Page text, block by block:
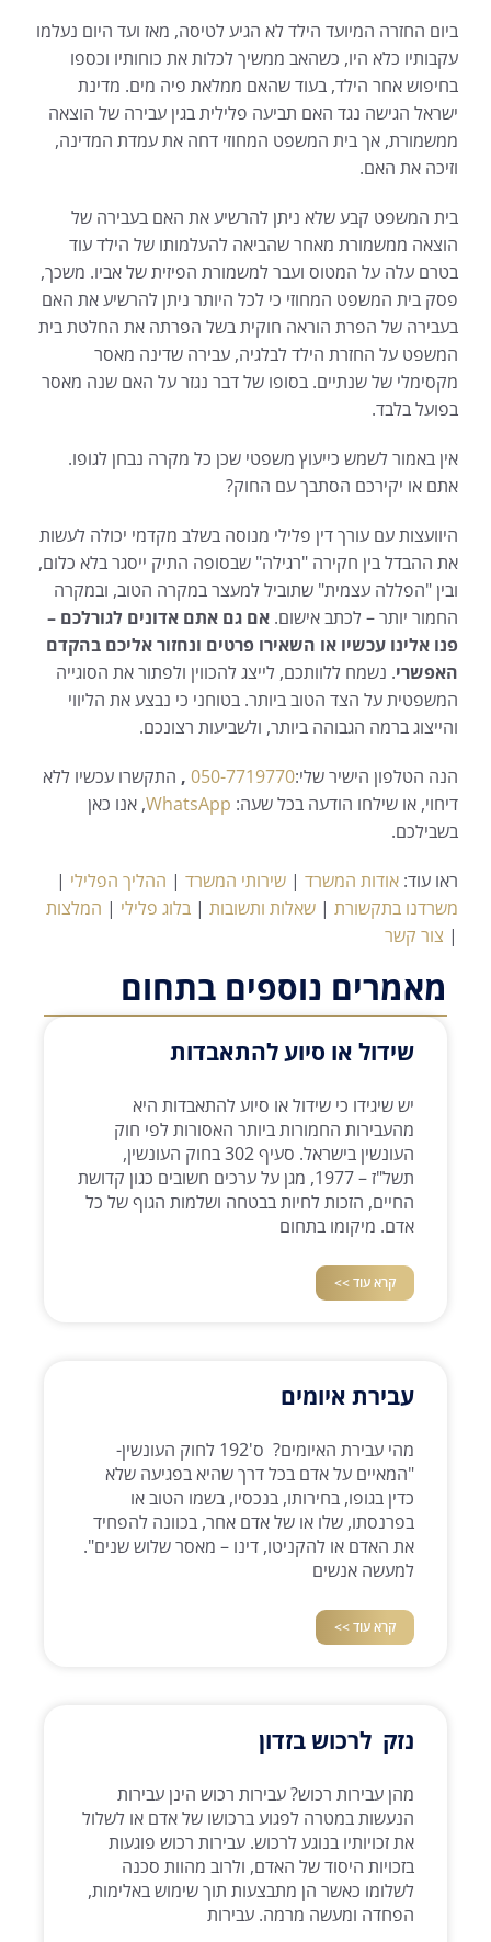
ביום החזרה המיועד הילד לא הגיע לטיסה, מאז ועד היום נעלמו
עקבותיו כלא היו, כשהאב ממשיך לכלות את כוחותיו וכספו
בחיפוש אחר הילד, בעוד שהאם ממלאת פיה מים. מדינת
ישראל הגישה נגד האם תביעה פלילית בגין עבירה של הוצאה
ממשמורת, אך בית המשפט המחוזי דחה את עמדת המדינה,
וזיכה את האם.
בית המשפט קבע שלא ניתן להרשיע את האם בעבירה של
הוצאה ממשמורת מאחר שהביאה להעלמותו של הילד עוד
בטרם עלה על המטוס ועבר למשמורת הפיזית של אביו. משכך,
פסק בית המשפט המחוזי כי לכל היותר ניתן להרשיע את האם
בעבירה של הפרת הוראה חוקית בשל הפרתה את החלטת בית
המשפט על החזרת הילד לבלגיה, עבירה שדינה מאסר
מקסימלי של שנתיים. בסופו של דבר נגזר על האם שנה מאסר
בפועל בלבד.
אין באמור לשמש כייעוץ משפטי שכן כל מקרה נבחן לגופו.
אתם או יקירכם הסתבך עם החוק?
היוועצות עם עורך דין פלילי מנוסה בשלב מקדמי יכולה לעשות
את ההבדל בין חקירה "רגילה" שבסופה התיק ייסגר בלא כלום,
ובין "הפללה עצמית" שתוביל למעצר במקרה הטוב, ובמקרה
החמור יותר – לכתב אישום. אם גם אתם אדונים לגורלכם –
פנו אלינו עכשיו או השאירו פרטים ונחזור אליכם בהקדם
האפשרי. נשמח ללוותכם, לייצג להכווין ולפתור את הסוגייה
המשפטית על הצד הטוב ביותר. בטוחני כי נבצע את הליווי
והייצוג ברמה הגבוהה ביותר, ולשביעות רצונכם.
הנה הטלפון הישיר שלי:050-7719770
, התקשרו עכשיו ללא
דיחוי, או שילחו הודעה בכל שעה: WhatsApp, אנו כאן
בשבילכם.
ראו עוד: אודות המשרד | שירותי המשרד | ההליך הפלילי |
משרדנו בתקשורת | שאלות ותשובות | בלוג פלילי | המלצות
| צור קשר
מאמרים נוספים בתחום
שידול או סיוע להתאבדות
יש שיגידו כי שידול או סיוע להתאבדות היא
מהעבירות החמורות ביותר האסורות לפי חוק
העונשין בישראל. סעיף 302 בחוק העונשין,
תשל"ז – 1977, מגן על ערכים חשובים כגון קדושת
החיים, הזכות לחיות בבטחה ושלמות הגוף של כל
אדם. מיקומו בתחום
קרא עוד >>
עבירת איומים
מהי עבירת האיומים? ס'192 לחוק העונשין-
"המאיים על אדם בכל דרך שהיא בפגיעה שלא
כדין בגופו, בחירותו, בנכסיו, בשמו הטוב או
בפרנסתו, שלו או של אדם אחר, בכוונה להפחיד
את האדם או להקניטו, דינו – מאסר שלוש שנים".
למעשה אנשים
קרא עוד >>
נזק לרכוש בזדון
מהן עבירות רכוש? עבירות רכוש הינן עבירות
הנעשות במטרה לפגוע ברכושו של אדם או לשלול
את זכויותיו בנוגע לרכוש. עבירות רכוש פוגעות
בזכויות היסוד של האדם, ולרוב מהוות סכנה
לשלומו כאשר הן מתבצעות תוך שימוש באלימות,
הפחדה ומעשה מרמה. עבירות